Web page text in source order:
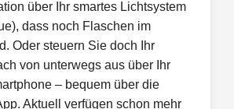
über Ihr smartes Lichtsystem
dass noch Flaschen im
Oder steuern Sie doch Ihr
von unterwegs aus über Ihr
– bequem über die
Aktuell verfügen schon mehr